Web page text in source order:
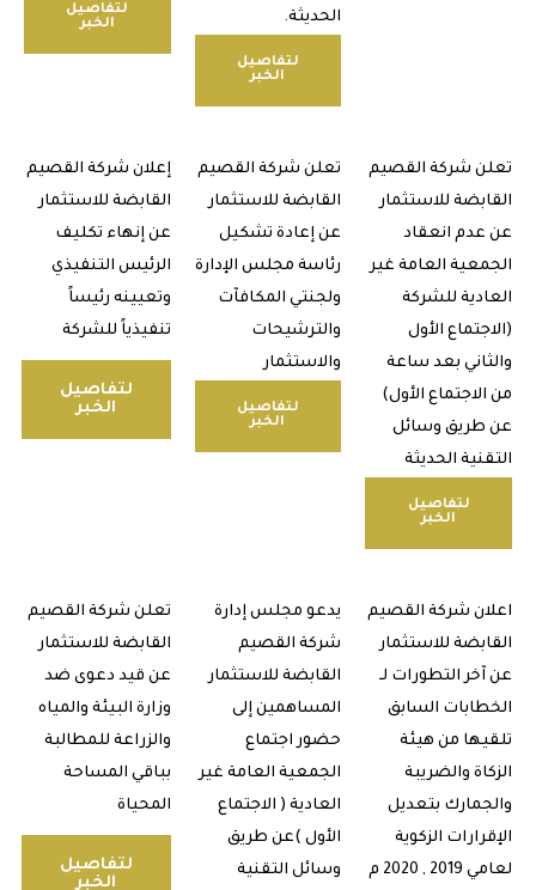
الحديثة.
لتفاصيل
لتفاصيل
شركة القصيم
للاستثمار
انعقاد
العامة غير
للشركة
الأول
بعد ساعة
الأول)
وسائل
الحديثة
لتفاصيل
تعلن شركة القصيم
القابضة للاستثمار
عن إعادة تشكيل
رئاسة مجلس الإدارة
ولجنتي المكافآت
والترشيحات
والاستثمار
لتفاصيل
إعلان شركة القصيم
القابضة للاستثمار
عن إنهاء تكليف
الرئيس التنفيذي
وتعيينه رئيساً
تنفيذياً للشركة
لتفاصيل
شركة القصيم
للاستثمار
التطورات لـ
السابق
من هيئة
والضريبة
بتعديل
الزكوية
لعامي 2019 , 2020 م
يدعو مجلس إدارة
شركة القصيم
القابضة للاستثمار
المساهمين إلى
حضور اجتماع
الجمعية العامة غير
العادية ( الاجتماع
الأول )عن طريق
وسائل التقنية
تعلن شركة القصيم
القابضة للاستثمار
عن قيد دعوى ضد
وزارة البيئة والمياه
والزراعة للمطالبة
بباقي المساحة
المحياة
لتفاصيل